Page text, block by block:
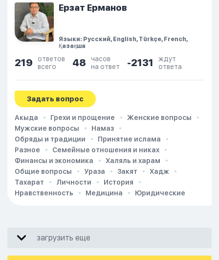
Ерзат Ерманов
Языки: Русский, English, Türkçe, French,
Қазақша
219
ответов
всего
48
часов
на ответ
-2131
ждут
ответа
Задать вопрос
Акыда Грехи и прощение
Женские вопросы
Мужские вопросы
Намаз
Обряды и традиции
Принятие ислама
Разное
Семейные отношения и никах
Финансы и экономика
Халяль и харам
Общие вопросы
Ураза Закят
Хадж
Тахарат
Личности
История
Нравственность
Медицина Юридические
загрузить еще